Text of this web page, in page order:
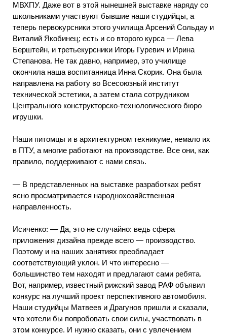
МВХПУ. Даже вот в этой нынешней выставке наряду со
школьниками участвуют бывшие наши студийцы, а
теперь первокурсники этого училища Арсений Сольдау и
Виталий Якобинец; есть и со второго курса — Лева
Берштейн, и третьекурсники Игорь Гуревич и Ирина
Степанова. Не так давно, например, это училище
окончила наша воспитанница Инна Скорик. Она была
направлена на работу во Всесоюзный институт
технической эстетики, а затем стала сотрудником
Центрального конструкторско-технологического бюро
игрушки.
Наши питомцы и в архитектурном техникуме, немало их
в ПТУ, а многие работают на производстве. Все они, как
правило, поддерживают с нами связь.
— В представленных на выставке разработках ребят
ясно просматривается народнохозяйственная
направленность.
Исиченко: — Да, это не случайно: ведь сфера
приложения дизайна прежде всего — производство.
Поэтому и на наших занятиях преобладает
соответствующий уклон. И что интересно —
большинство тем находят и предлагают сами ребята.
Вот, например, известный рижский завод РАФ объявил
конкурс на лучший проект перспективного автомобиля.
Наши студийцы Матвеев и Драгунов пришли и сказали,
что хотели бы попробовать свои силы, участвовать в
этом конкурсе. И нужно сказать, они с увлечением